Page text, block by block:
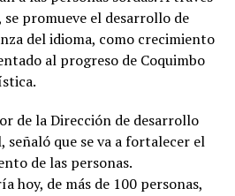
se promueve el desarrollo de
del idioma, como crecimiento
al progreso de Coquimbo
de la Dirección de desarrollo
que se va a fortalecer el
de las personas.
hoy, de más de 100 personas,